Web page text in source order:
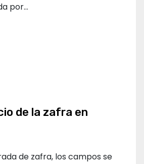
por…
de la zafra en
de zafra, los campos se